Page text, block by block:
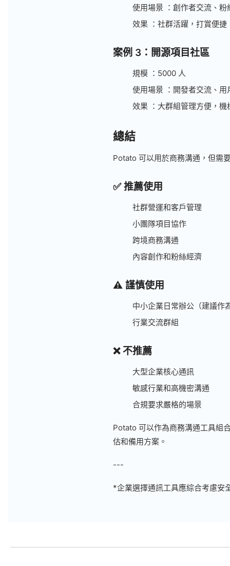
使用場景 ：創作者交流、粉
效果 ：社群活躍，打賞便捷
案例 3：開源項目社區
規模 ：5000 人
使用場景 ：開發者交流、用
效果 ：大群組管理方便，機
總結
Potato 可以用於商務溝通，但需
✅ 推薦使用
社群營運和客戶管理
小團隊項目協作
跨境商務溝通
內容創作和粉絲經濟
⚠️ 謹慎使用
中小企業日常辦公（建議作
行業交流群組
❌ 不推薦
大型企業核心通訊
敏感行業和高機密溝通
合規要求嚴格的場景
Potato 可以作為商務溝通工具組
估和備用方案。
---
*企業選擇通訊工具應綜合考慮安